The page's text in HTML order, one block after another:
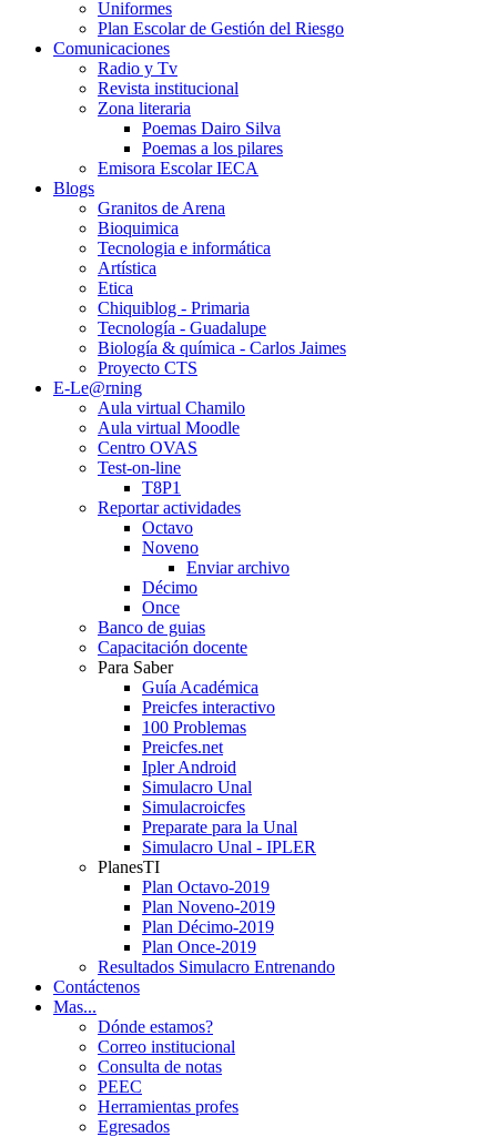
Uniformes
Plan Escolar de Gestión del Riesgo
Comunicaciones
Radio y Tv
Revista institucional
Zona literaria
Poemas Dairo Silva
Poemas a los pilares
Emisora Escolar IECA
Blogs
Granitos de Arena
Bioquimica
Tecnologia e informática
Artística
Etica
Chiquiblog - Primaria
Tecnología - Guadalupe
Biología & química - Carlos Jaimes
Proyecto CTS
E-Le@rning
Aula virtual Chamilo
Aula virtual Moodle
Centro OVAS
Test-on-line
T8P1
Reportar actividades
Octavo
Noveno
Enviar archivo
Décimo
Once
Banco de guias
Capacitación docente
Para Saber
Guía Académica
Preicfes interactivo
100 Problemas
Preicfes.net
Ipler Android
Simulacro Unal
Simulacroicfes
Preparate para la Unal
Simulacro Unal - IPLER
PlanesTI
Plan Octavo-2019
Plan Noveno-2019
Plan Décimo-2019
Plan Once-2019
Resultados Simulacro Entrenando
Contáctenos
Mas...
Dónde estamos?
Correo institucional
Consulta de notas
PEEC
Herramientas profes
Egresados